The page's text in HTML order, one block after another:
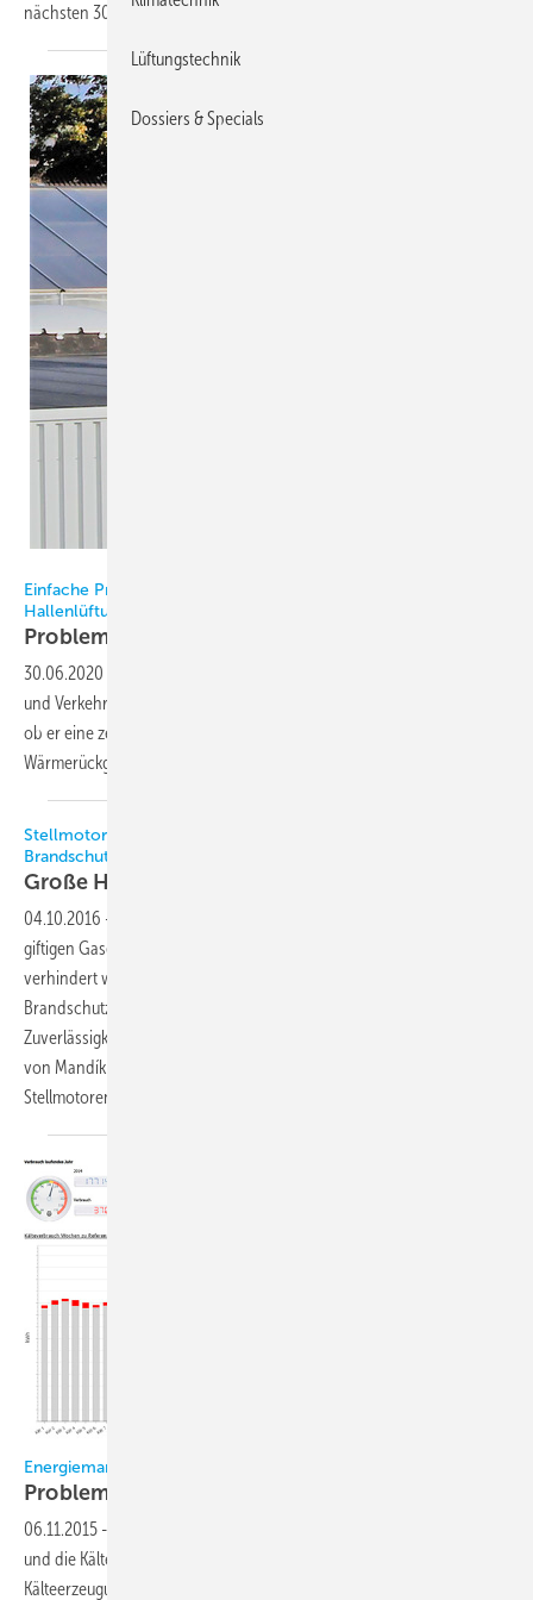
nächsten 30 Jahren verdoppeln
Einfache Projekt- und Montageplanung bei der dezentralen
Hallenlüftung
Probleme
30.06.2020
und Verkehrsbauten steht der Lüftungsplaner vor der Entscheidung,
ob er eine zentrale oder dezentrale Technik wählen soll. Die Art der
Wärmerückgewinnung könnte die Entscheidung
Stellmotoren verbessern die zuverlässigkeit von
Brandschutzklappen
Große Hitze kein
04.10.2016 -
giftigen Gasen, Rauch und Flammen über die Lüftungskanäle
verhindert wird, müssen die in der Lüftungsanlage verbauten
Brandschutzklappen einwandfrei funktionieren. Um ihre
Zuverlässigkeit sicherzustellen, verwenden die Brandschutzexperten
von Mandík seit Kurzem für ihre Klappen die eigens angepassten
Stellmotoren der Gruner AG.
Energiemanagement für Supermarkt-Kälteanlagen
Probleme frühzeitig
06.11.2015 -
und die Kältebranche gleichermaßen. Denn neben der
Kälteerzeugung und Klimatisierung gibt es keinen Bereich im
Lüftungstechnik
Dossiers & Specials